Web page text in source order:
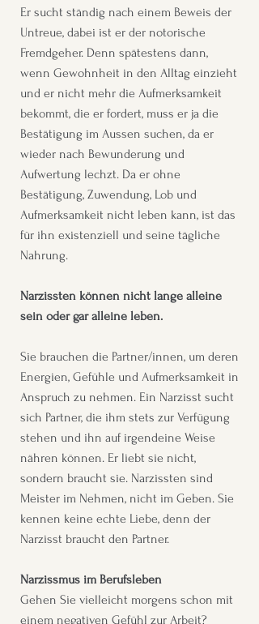
Er sucht ständig nach einem Beweis der
Untreue, dabei ist er der notorische
Fremdgeher. Denn spätestens dann,
wenn Gewohnheit in den Alltag einzieht
und er nicht mehr die Aufmerksamkeit
bekommt, die er fordert, muss er ja die
Bestätigung im Aussen suchen, da er
wieder nach Bewunderung und
Aufwertung lechzt. Da er ohne
Bestätigung, Zuwendung, Lob und
Aufmerksamkeit nicht leben kann, ist das
für ihn existenziell und seine tägliche
Nahrung.
Narzissten können nicht lange alleine
sein oder gar alleine leben.
Sie brauchen die Partner/innen, um deren
Energien, Gefühle und Aufmerksamkeit in
Anspruch zu nehmen. Ein Narzisst sucht
sich Partner, die ihm stets zur Verfügung
stehen und ihn auf irgendeine Weise
nähren können. Er liebt sie nicht,
sondern braucht sie. Narzissten sind
Meister im Nehmen, nicht im Geben. Sie
kennen keine echte Liebe, denn der
Narzisst braucht den Partner.
Narzissmus im Berufsleben
Gehen Sie vielleicht morgens schon mit
einem negativen Gefühl zur Arbeit?